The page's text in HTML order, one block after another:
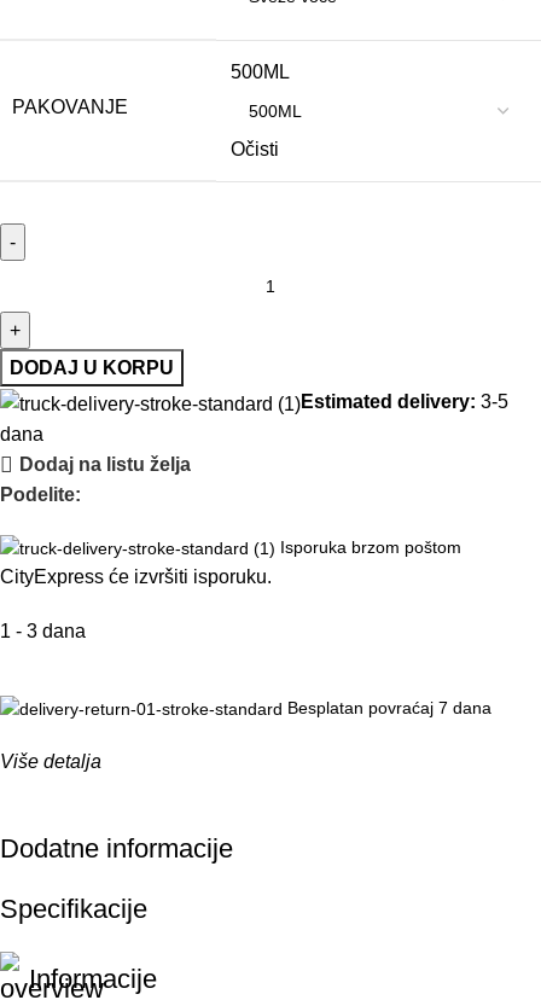
PAKOVANJE
500ML
Očisti
DODAJ U KORPU
Estimated delivery: 3-5
dana
Dodaj na listu želja
Podelite:
Isporuka brzom poštom
CityExpress će izvršiti isporuku.
1 - 3 dana
Besplatan povraćaj 7 dana
Više detalja
Dodatne informacije
Specifikacije
Informacije